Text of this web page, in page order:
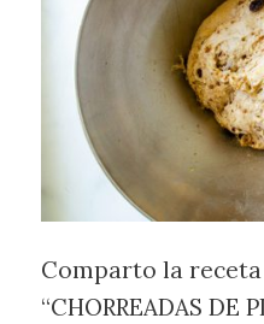
Comparto la
“CHORREADAS DE